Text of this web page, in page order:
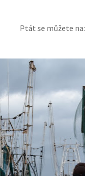
Ptát se můžete na: